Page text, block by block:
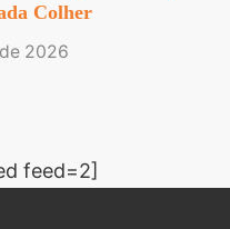
Colher
2026
feed=2]